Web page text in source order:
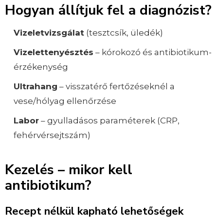
Hogyan állítjuk fel a diagnózist?
Vizeletvizsgálat (tesztcsík, üledék)
Vizelettenyésztés – kórokozó és antibiotikum-
érzékenység
Ultrahang – visszatérő fertőzéseknél a
vese/hólyag ellenőrzése
Labor – gyulladásos paraméterek (CRP,
fehérvérsejtszám)
Kezelés – mikor kell
antibiotikum?
Recept nélkül kapható lehetőségek